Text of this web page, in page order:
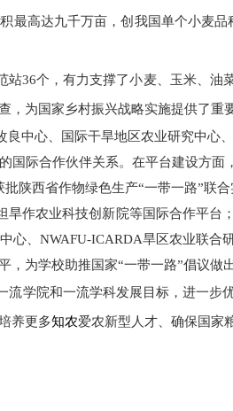
最高达九千万亩，创我国单个小麦
36个，有力支撑了小麦、玉米、
为国家乡村振兴战略实施提供了重
中心、国际干旱地区农业研究中心
国际合作伙伴关系。在平台建设方
陕西省作物绿色生产“一带一路”联
旱作农业科技创新院等国际合作平
心、NWAFU-ICARDA旱区农业联
为学校助推国家“一带一路”倡议做
学院和一流学科发展目标，进一
养更多知农爱农新型人才、确保国家